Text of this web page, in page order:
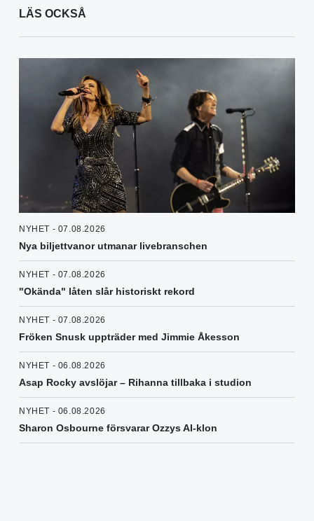
LÄS OCKSÅ
NYHET - 07.08.2026
Nya biljettvanor utmanar livebranschen
NYHET - 07.08.2026
"Okända" låten slår historiskt rekord
NYHET - 07.08.2026
Fröken Snusk uppträder med Jimmie Åkesson
NYHET - 06.08.2026
Asap Rocky avslöjar – Rihanna tillbaka i studion
NYHET - 06.08.2026
Sharon Osbourne försvarar Ozzys AI-klon